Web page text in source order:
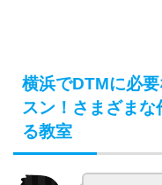
横浜でDTMに必
スン！さまざま
る教室